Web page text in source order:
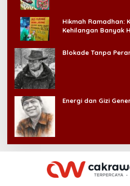
Hikmah Ramadhan:
Kehilangan Banyak
Blokade Tanpa
Energi dan Gizi